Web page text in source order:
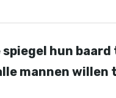
hun baard
mannen willen